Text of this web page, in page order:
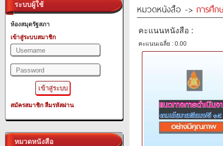
ระบบผู้ใช้
ห้องสมุดรัฐสภา
เข้าสู่ระบบสมาชิก
สมัครสมาชิก ลืมรหัสผ่าน
หมวดหนังสือ
หมวดหนังสือ -> การศึก
คะแนนหนังสือ :
คะแนนเฉลี่ย : 0.00